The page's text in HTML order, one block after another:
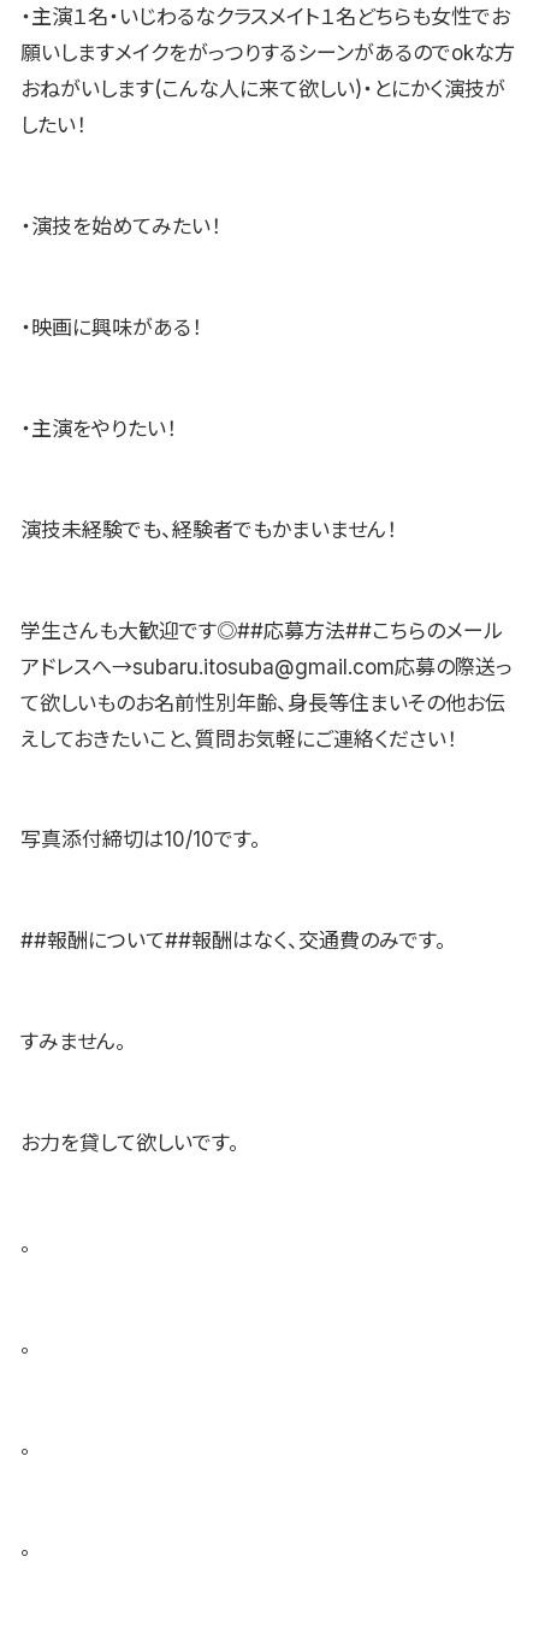
・主演１名・いじわるなクラスメイト１名どちらも女性でお
願いしますメイクをがっつりするシーンがあるのでokな方
おねがいします(こんな人に来て欲しい)・とにかく演技が
したい！
・演技を始めてみたい！
・映画に興味がある！
・主演をやりたい！
演技未経験でも、経験者でもかまいません！
学生さんも大歓迎です◎##応募方法##こちらのメール
アドレスへ→subaru.itosuba@gmail.com応募の際送っ
て欲しいものお名前性別年齢、身長等住まいその他お伝
えしておきたいこと、質問お気軽にご連絡ください！
写真添付締切は10/10です。
##報酬について##報酬はなく、交通費のみです。
すみません。
お力を貸して欲しいです。
。
。
。
。